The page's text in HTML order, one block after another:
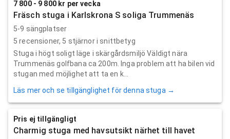
7 800 - 9 800 kr per vecka
Fräsch stuga i Karlskrona S soliga Trummenäs
5-9 sängplatser
5 recensioner, 5 stjärnor i snittbetyg
Stuga i högt soligt läge i skärgårdsmiljö Väldigt nära
Trummenäs golfbana ca 200m. Inga problem att ha bilen vid
stugan med möjlighet att ta en k...
Läs mer och se tillgänglighet för denna stuga →
Pris ej tillgängligt
Charmig stuga med havsutsikt närhet till havet